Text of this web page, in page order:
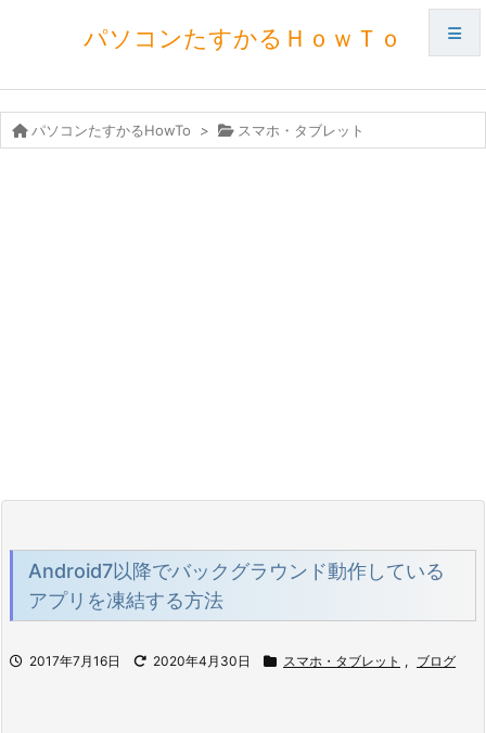
パソコンたすかるＨｏｗＴｏ
パソコンたすかるHowTo > スマホ・タブレット
Android7以降でバックグラウンド動作している
アプリを凍結する方法
2017年7月16日 2020年4月30日 スマホ・タブレット , ブログ